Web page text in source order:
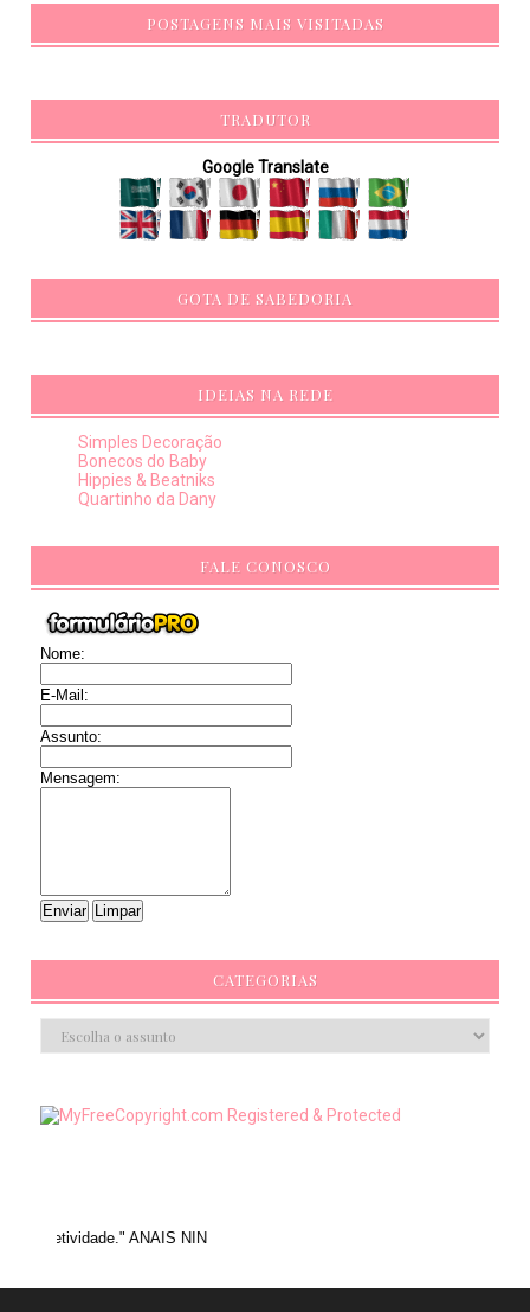
POSTAGENS MAIS VISITADAS
TRADUTOR
Google Translate
GOTA DE SABEDORIA
IDEIAS NA REDE
Simples Decoração
Bonecos do Baby
Hippies & Beatniks
Quartinho da Dany
FALE CONOSCO
Nome:
E-Mail:
Assunto:
Mensagem:
CATEGORIAS
ANAIS NIN